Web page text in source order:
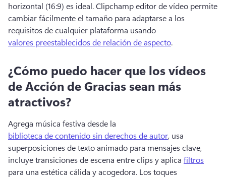
horizontal (16:9) es ideal. Clipchamp editor de vídeo permite
cambiar fácilmente el tamaño para adaptarse a los
requisitos de cualquier plataforma usando
valores preestablecidos de relación de aspecto.
¿Cómo puedo hacer que los vídeos
de Acción de Gracias sean más
atractivos?
Agrega música festiva desde la
biblioteca de contenido sin derechos de autor, usa
superposiciones de texto animado para mensajes clave,
incluye transiciones de escena entre clips y aplica filtros
para una estética cálida y acogedora. Los toques